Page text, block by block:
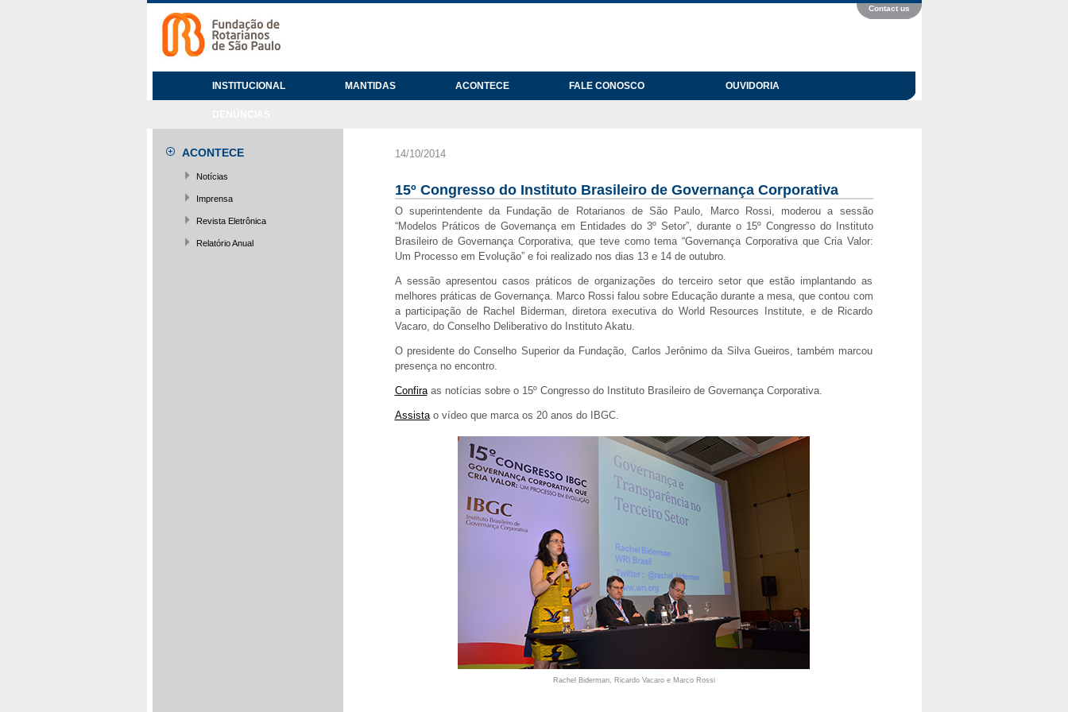
Contact us
INSTITUCIONAL MANTIDAS ACONTECE FALE CONOSCO OUVIDORIA
ACONTECE
Notícias
Imprensa
Revista Eletrônica
Relatório Anual
14/10/2014
15º Congresso do Instituto Brasileiro de Governança Corporativa
O superintendente da Fundação de Rotarianos de São Paulo, Marco Rossi, moderou a sessão
“Modelos Práticos de Governança em Entidades do 3º Setor”, durante o 15º Congresso do Instituto
Brasileiro de Governança Corporativa, que teve como tema “Governança Corporativa que Cria Valor:
Um Processo em Evolução” e foi realizado nos dias 13 e 14 de outubro.
A sessão apresentou casos práticos de organizações do terceiro setor que estão implantando as
melhores práticas de Governança. Marco Rossi falou sobre Educação durante a mesa, que contou com
a participação de Rachel Biderman, diretora executiva do World Resources Institute, e de Ricardo
Vacaro, do Conselho Deliberativo do Instituto Akatu.
O presidente do Conselho Superior da Fundação, Carlos Jerônimo da Silva Gueiros, também marcou
presença no encontro.
Confiraas notícias sobre o 15º Congresso do Instituto Brasileiro de Governança Corporativa.
Assistao vídeo que marca os 20 anos do IBGC.
Rachel Biderman, Ricardo Vacaro e Marco Rossi